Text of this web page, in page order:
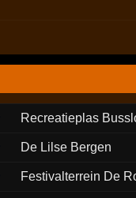
Recreatieplas
De Lilse Bergen
Festivalterrein De